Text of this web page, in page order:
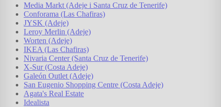
Media Markt (Adeje i Santa Cruz de Tenerife)
Conforama (Las Chafiras)
JYSK (Adeje)
Leroy Merlin (Adeje)
Worten (Adeje)
IKEA (Las Chafiras)
Nivaria Center (Santa Cruz de Tenerife)
X-Sur (Costa Adeje)
Galeón Outlet (Adeje)
San Eugenio Shopping Centre (Costa Adeje)
Agata's Real Estate
Idealista